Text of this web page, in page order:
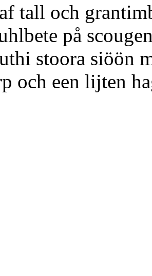
tall och
på
stoora siöön
och een lijten